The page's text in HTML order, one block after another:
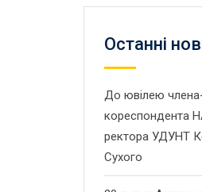
Останнi
До ювілею
кореспондента
ректора УДУНТ
Сухого